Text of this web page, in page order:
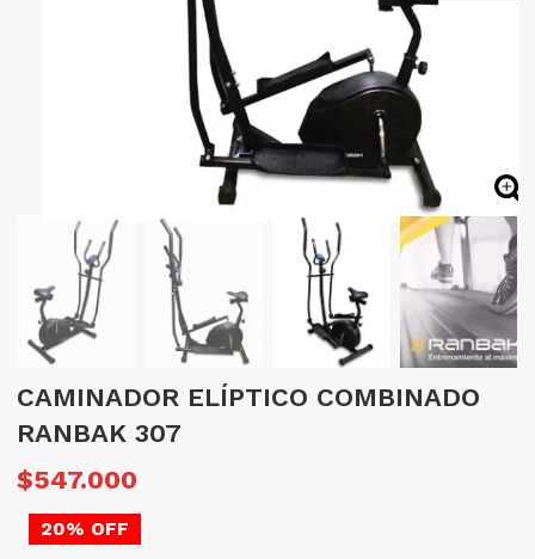
CAMINADOR ELÍPTICO COMBINADO
RANBAK 307
El
precio
original
$547.000
20% OFF